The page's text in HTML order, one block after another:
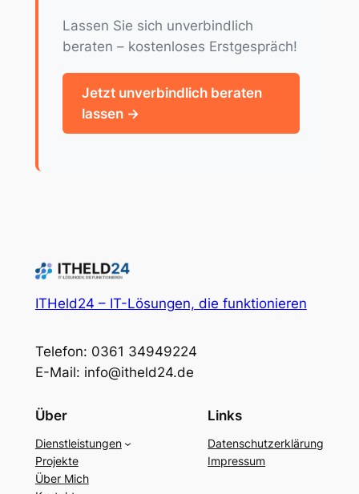
Lassen Sie sich unverbindlich
beraten – kostenloses Erstgespräch!
Jetzt unverbindlich beraten
lassen →
ITHeld24 – IT-Lösungen, die funktionieren
Telefon: 0361 34949224
E-Mail: info@itheld24.de
Über
Dienstleistungen
Projekte
Über Mich
Links
Datenschutzerklärung
Impressum